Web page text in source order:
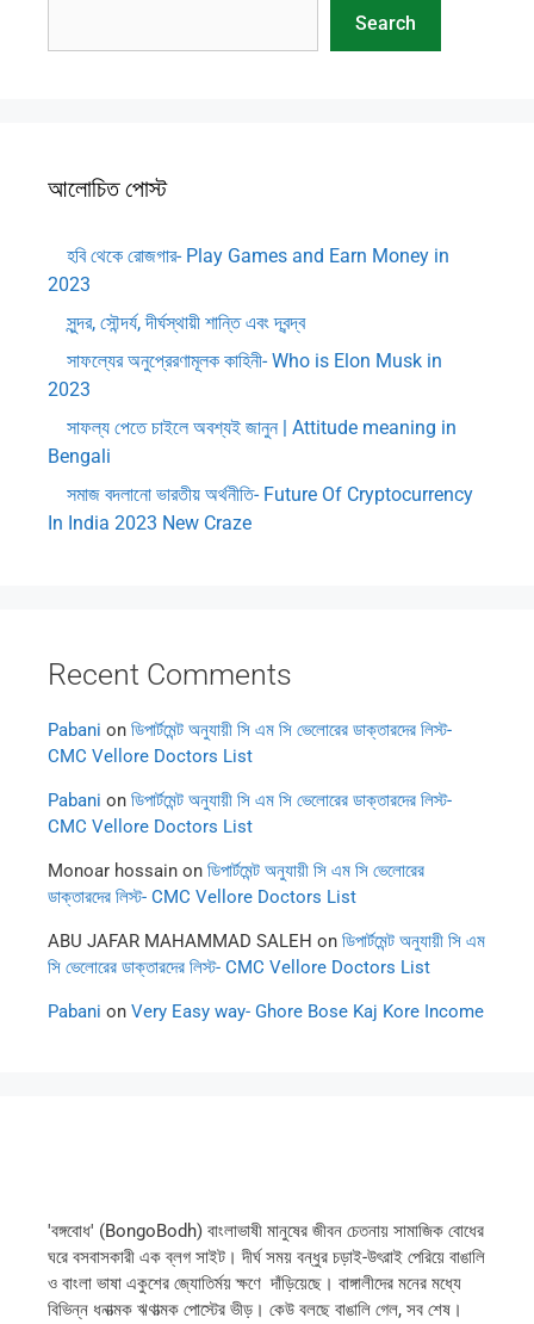
Search
আলোচিত পোস্ট
হবি থেকে রোজগার- Play Games and Earn Money in
2023
সুন্দর, সৌন্দর্য, দীর্ঘস্থায়ী শান্তি এবং দ্বন্দ্ব
সাফল্যের অনুপ্রেরণামূলক কাহিনী- Who is Elon Musk in
2023
সাফল্য পেতে চাইলে অবশ্যই জানুন | Attitude meaning in
Bengali
সমাজ বদলানো ভারতীয় অর্থনীতি- Future Of Cryptocurrency
In India 2023 New Craze
Recent Comments
Pabani on ডিপার্টমেন্ট অনুযায়ী সি এম সি ভেলোরের ডাক্তারদের লিস্ট-
CMC Vellore Doctors List
Pabani on ডিপার্টমেন্ট অনুযায়ী সি এম সি ভেলোরের ডাক্তারদের লিস্ট-
CMC Vellore Doctors List
Monoar hossain on ডিপার্টমেন্ট অনুযায়ী সি এম সি ভেলোরের
ডাক্তারদের লিস্ট- CMC Vellore Doctors List
ABU JAFAR MAHAMMAD SALEH on ডিপার্টমেন্ট অনুযায়ী সি এম
সি ভেলোরের ডাক্তারদের লিস্ট- CMC Vellore Doctors List
Pabani on Very Easy way- Ghore Bose Kaj Kore Income
'বঙ্গবোধ' (BongoBodh) বাংলাভাষী মানুষের জীবন চেতনায় সামাজিক বোধের
ঘরে বসবাসকারী এক ব্লগ সাইট। দীর্ঘ সময় বন্ধুর চড়াই-উৎরাই পেরিয়ে বাঙালি
ও বাংলা ভাষা একুশের জ্যোতির্ময় ক্ষণে দাঁড়িয়েছে। বাঙ্গালীদের মনের মধ্যে
বিভিন্ন ধনাত্মক ঋণাত্মক পোস্টের ভীড়। কেউ বলছে বাঙালি গেল, সব শেষ।